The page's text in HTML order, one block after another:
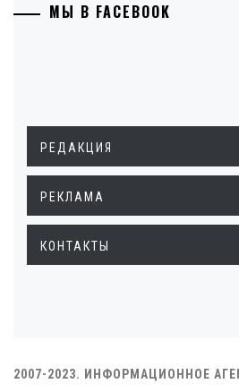
МЫ В FACEBOOK
РЕДАКЦИЯ
РЕКЛАМА
КОНТАКТЫ
2007-2023. ИНФОРМАЦИОННОЕ